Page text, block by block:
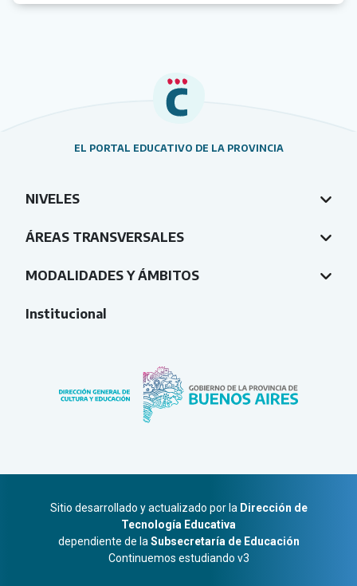
EL PORTAL EDUCATIVO DE LA PROVINCIA
NIVELES
ÁREAS TRANSVERSALES
MODALIDADES Y ÁMBITOS
Institucional
Sitio desarrollado y actualizado por la Dirección de
Tecnología Educativa
dependiente de la Subsecretaría de Educación
Continuemos estudiando v3